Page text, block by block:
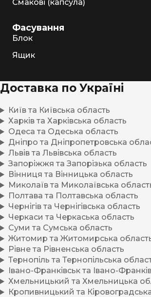
Смакові (капсула)
Фасування
Блок
Ящик
Доставка по Україні
Київ та Київська область
Харків та Харківська область
Одеса та Одеська область
Дніпро та Дніпропетровська
Львів та Львівська область
Запоріжжя та Запорізька область
Вінниця та Вінницька область
Миколаїв та Миколаївська
Полтава та Полтавська область
Чернігів та Чернігівська область
Черкаси та Черкаська область
Суми та Сумська область
Житомир та Житомирська
Рівне та Рівненська область
Тернопіль та Тернопільська
Івано-Франківськ та Івано-
Хмельницький та Хмельницька
Кропивницький та